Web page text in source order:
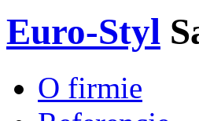
Euro-Styl
O firmie